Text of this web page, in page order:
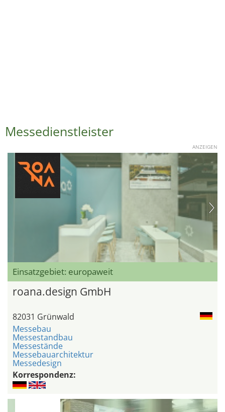
Messedienstleister
ANZEIGEN
Einsatzgebiet: europaweit
roana.design GmbH
82031 Grünwald
Messebau
Messestandbau
Messestände
Messebauarchitektur
Messedesign
Korrespondenz: